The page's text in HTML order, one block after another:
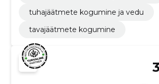
tuhajäätmete kogumine ja vedu
tavajäätmete kogumine